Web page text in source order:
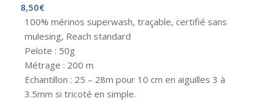
8,50€
100% mérinos superwash, traçable, certifié sans
mulesing, Reach standard
Pelote : 50g
Métrage : 200 m
Echantillon : 25 – 28m pour 10 cm en aiguilles 3 à
3.5mm si tricoté en simple.